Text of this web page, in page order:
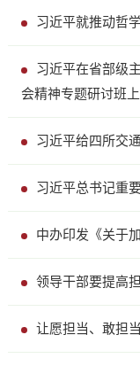
习近平就推动哲
习近平在省部级
会精神专题研讨班
习近平给四所交
习近平总书记重
中办印发《关于
领导干部要提高
让愿担当、敢担